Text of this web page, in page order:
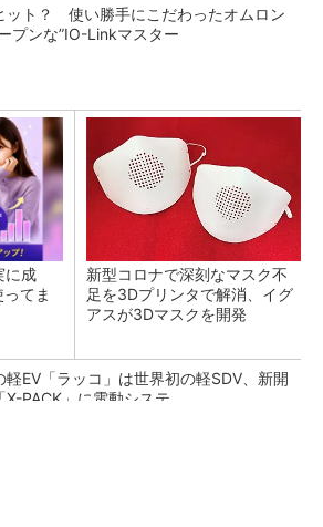
ット？ 使い勝手にこだわったオムロン
プンな”IO-Linkマスター
に成
てま
新型コロナで深刻なマスク不
足を3Dプリンタで解消、イグ
アスが3Dマスクを開発
軽EV「ラッコ」は世界初の軽SDV、新開
X-PACK」に電動システ...